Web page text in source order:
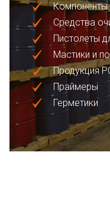
Компоненты
Средства
Пистолеты
Мастики и
Продукция
Праймеры
Герметики